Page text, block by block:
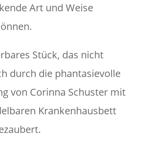
Art und Weise
Stück, das nicht
durch die phantasievolle
von Corinna Schuster mit
Krankenhausbett